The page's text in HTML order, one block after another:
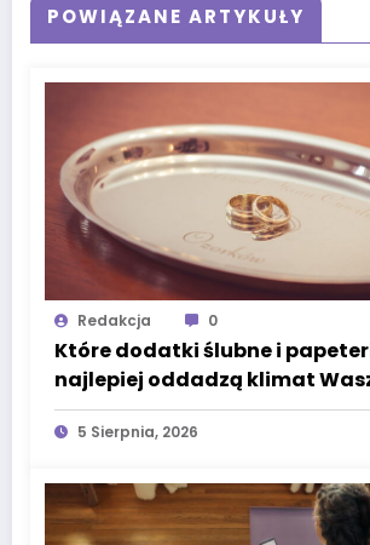
POWIĄZANE ARTYKUŁY
Redakcja 0
Które dodatki ślubne i
najlepiej oddadzą klimat
uroczystości?
5 Sierpnia, 2026